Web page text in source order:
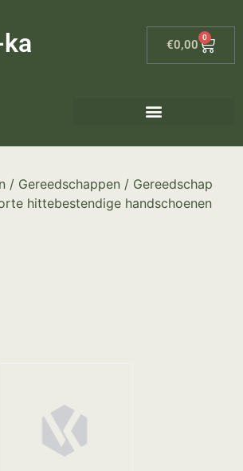
€0,00
0
/ Gereedschappen / Gereedschap
hittebestendige handschoenen